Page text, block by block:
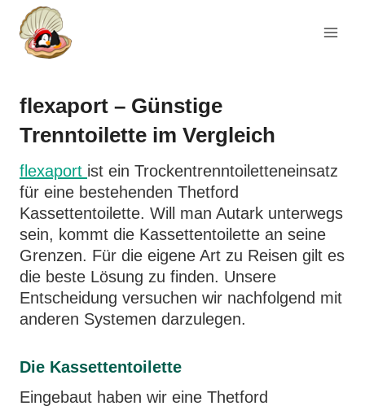
Zum
Inhalt
springen
flexaport – Günstige
Trenntoilette im Vergleich
flexaport ist ein Trockentrenntoiletteneinsatz
für eine bestehenden Thetford
Kassettentoilette. Will man Autark unterwegs
sein, kommt die Kassettentoilette an seine
Grenzen. Für die eigene Art zu Reisen gilt es
die beste Lösung zu finden. Unsere
Entscheidung versuchen wir nachfolgend mit
anderen Systemen darzulegen.
Die Kassettentoilette
Eingebaut haben wir eine Thetford